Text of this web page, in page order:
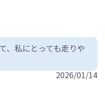
、私にとっても走りや
2026/01/14